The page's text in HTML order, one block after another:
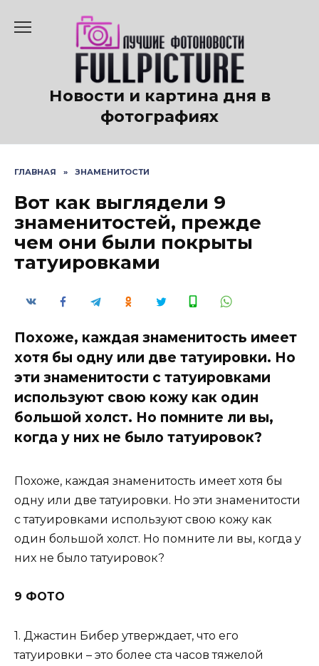
содержанию
Новости и картина дня в
фотографиях
ГЛАВНАЯ » ЗНАМЕНИТОСТИ
Вот как выглядели 9
знаменитостей, прежде
чем они были покрыты
татуировками
Похоже, каждая знаменитость имеет
хотя бы одну или две татуировки. Но
эти знаменитости с татуировками
используют свою кожу как один
большой холст. Но помните ли вы,
когда у них не было татуировок?
Похоже, каждая знаменитость имеет хотя бы
одну или две татуировки. Но эти знаменитости
с татуировками используют свою кожу как
один большой холст. Но помните ли вы, когда у
них не было татуировок?
9 ФОТО
1. Джастин Бибер утверждает, что его
татуировки – это более ста часов тяжелой